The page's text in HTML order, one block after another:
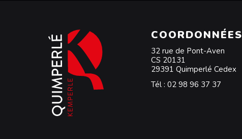
COORDONNÉES
32 rue de Pont-Aven
CS 20131
29391 Quimperlé Cedex
Tél : 02 98 96 37 37